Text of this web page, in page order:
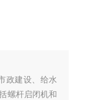
螺杆启闭机和